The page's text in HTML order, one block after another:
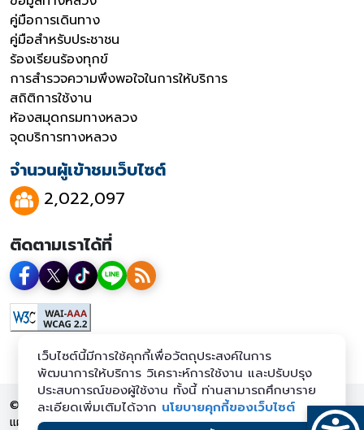
คู่มือการเดินทาง
คู่มือสำหรับประชาชน
ร้องเรียนร้องทุกข์
การสำรวจความพึงพอใจในการให้บริการ
สถิติการใช้งาน
ห้องสมุดกรมทางหลวง
จุดบริการทางหลวง
จำนวนผู้เข้าชมเว็บไซต์
2,022,097
ติดตามเราได้ที่
© 2569 กรมทางหลวง สงวนลิขสิทธิ์
แผนผังเว็บไซต์
นโยบายเว็บไซต์ นโยบายการคุ้มครองข้อมูลส่วน
เว็บไซต์นี้มีการใช้คุกกี้เพื่อวัตถุประสงค์ในการ
พัฒนาการให้บริการ วิเคราะห์การใช้งาน และปรับปรุง
ประสบการณ์ของผู้ใช้งาน ทั้งนี้ ท่านสามารถศึกษาราย
ละเอียดเพิ่มเติมได้จาก นโยบายคุกกี้ของเว็บไซต์